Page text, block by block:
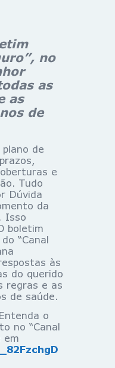
no
as
as
de
de
e
Tudo
Dúvida
da
Isso
boletim
“Canal
às
do querido
regras e as
de saúde.
o
no “Canal
em